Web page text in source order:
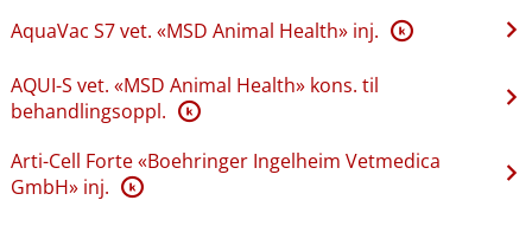
AquaVac S7 vet. «MSD Animal Health» inj. K
AQUI-S vet. «MSD Animal Health» kons. til
behandlingsoppl. K
Arti-Cell Forte «Boehringer Ingelheim Vetmedica
GmbH» inj. K